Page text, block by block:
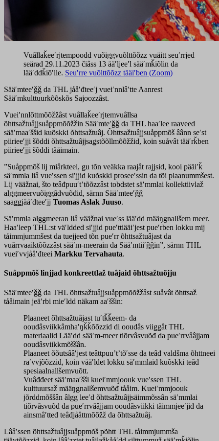
Vuâllaǩeeʹrjtempoodd vuõiggvuõlttõõzz vuäitt seuʹrrjed
seärad 29.11.2023 čiâss 13 ääʹljeeʹl sääʹmǩiõlin da
lääʹddǩiõʹlle. Seuʹrre vuõlttõõzz tääiʹben (Zoom)
Sääʹmteeʹǧǧ da THL jååʹđteeʹj vueiʹnnlâʹtte Aanrest
Sääʹmkulttuurkõõskõs Sajoozzâst.
Vueiʹnnlõttmõõžžâst vuâllaǩeeʹrjtemvuâllsa
õhttsažtuâjjsuåppmõõžžin Sääʹmteʹǧǧ da THL haaʹlee raaveed
sääʹmaaʹššid kuõskki õhttsažtuâj. Õhttsažtuâjjsuåppmõš âânn seʹst
piirieeʹjji šõddi õhttsažtuâjjsaǥstõõllmõõžžid, koin suåvât tääʹrǩben
piirieeʹjji šõddi tååimain.
”Suåppmõš lij miârkteei, ǥu tõn veäkka raajât rajjsid, kooi pääiʹǩ
säʹmmla liâ vueʹssen siʹjjid kuõskki proseeʹssin da tõi plaanummšest.
Lij vääžnai, što teâđpuuʹtʼtõõzzâst tobdstet säʹmmlai kollektiivlaž
alggmeervuõiggâdvuõđid, särnn Sääʹmteeʹǧǧ
saaǥǥjååʹđteeʹjj Tuomas Aslak Juuso.
Säʹmmla alggmeeran liâ vääžnai vueʹss lääʹdd määŋgnallšem meer.
Haaʹleep THL:st väʹldded siʹjjid pueʹttiääiʹjest pueʹrben lokku mij
tåimmjummšest da tuejjeed tõn pueʹrr õhttsažtuâjast da
vuârrvaaiktõõzzâst sääʹm-meerain da Sääʹmtiiʹǧǧin”, särnn THL
vueiʹvvjååʹđteei Markku Tervahauta.
Suåppmõš linjjad konkreettlaž tuâjaid õhttsažtuõjju
Sääʹmteeʹǧǧ da THL õhttsažtuâjjsuåppmõõžžâst suåvât õhttsaž
tååimain jeäʹrbi mieʹldd näkam aaʹššin:
Plaaneet õhttsažtuâjast tuʹtǩǩeem- da
ooudâsviikkâmhaʹŋǩǩõõzzid di ooudâs viiǥǥât THL
materiaalid Lääʹdd sääʹm-meer tiõrvâsvuõđ da pueʹrrvââjjam
ooudâsviikkmõššân.
Plaaneet õõutsââʹjest teâttpuuʼtʼtõʹsse da teâđ valdšma õhttneei
raʹvvjõõzzid, koin vääʹldet lokku säʹmmlaid kuõskki teâđ
spesiaalnallšemvuõtt.
Vuâđđeet sääʹmaaʹšši kueiʹmmjoouk vueʹssen THL
kulttuursaž määŋgnallšemvuõđ tååim. Kueiʹmmjoouk
jõrddmõššân âlgg leeʹd õhttsažtuâjjsäimmõssân säʹmmlai
tiõrvâsvuõđ da pueʹrrvââjjam ooudâsviikki tåimmjeeʹjid da
ainsmâʹtted teâđjååttmõõžž da õhttsažtuâj.
Lââʹssen õhttsažtuâjjsuåppmõš põhtt THL tåimmjummša